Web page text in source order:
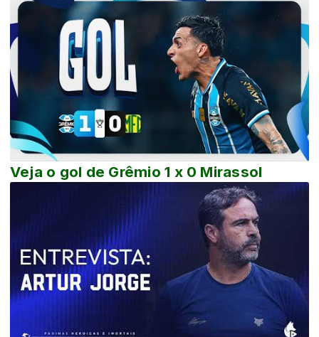
Veja o gol de Grêmio 1 x 0 Mirassol